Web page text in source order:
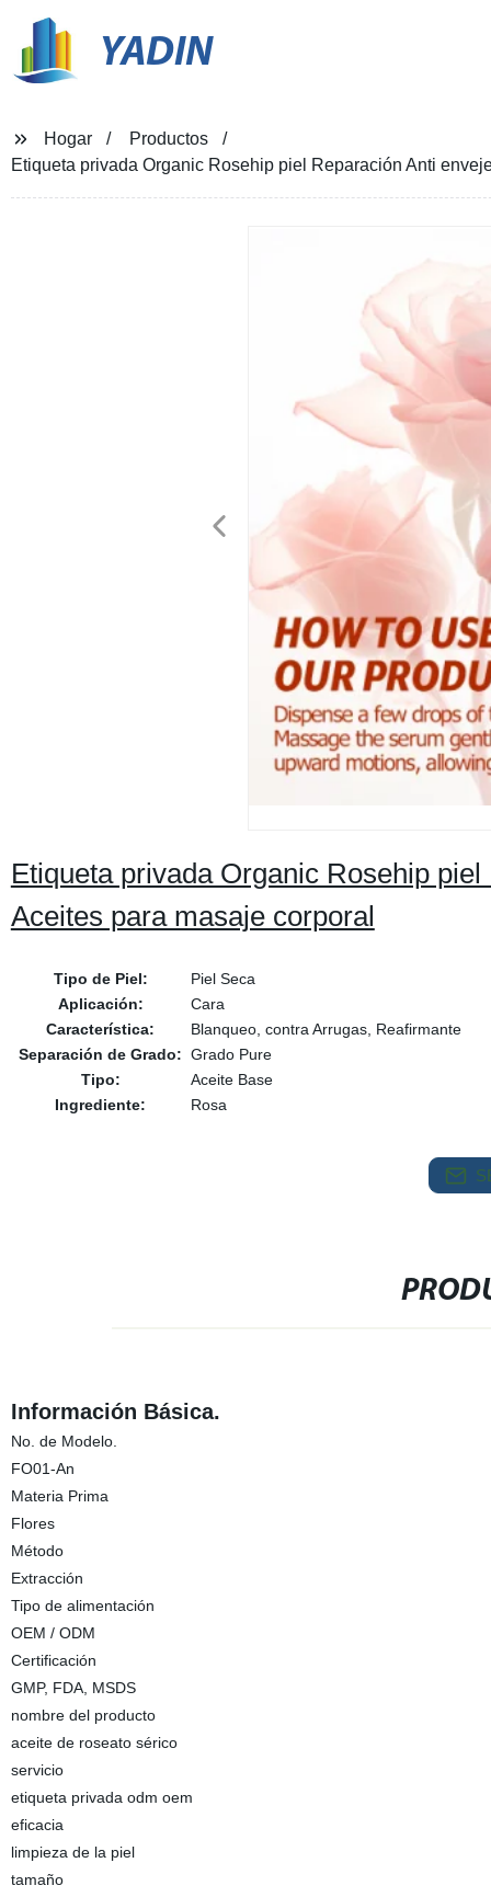
YADIN
Hogar
Productos
Etiqueta privada Organic Rosehip piel Reparación Anti
Etiqueta privada Organic Rosehip
Aceites para masaje corporal
Tipo de Piel:
Piel Seca
Aplicación:
Cara
Característica:
Blanqueo, contra Arrugas, Reafirmante
Separación de Grado: Grado Pure
Tipo:
Aceite Base
Ingrediente:
Rosa
Información Básica.
No. de Modelo.
FO01-An
Materia Prima
Flores
Método
Extracción
Tipo de alimentación
OEM / ODM
Certificación
GMP, FDA, MSDS
nombre del producto
aceite de roseato sérico
servicio
etiqueta privada odm oem
eficacia
limpieza de la piel
tamaño